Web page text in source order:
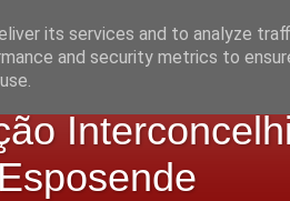
its services and to analyze
and security metrics to